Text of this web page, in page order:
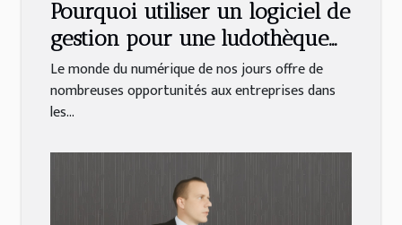
Pourquoi utiliser un logiciel de
gestion pour une ludothèque
et une médiathèque ?
Le monde du numérique de nos jours offre de
nombreuses opportunités aux entreprises dans
les...